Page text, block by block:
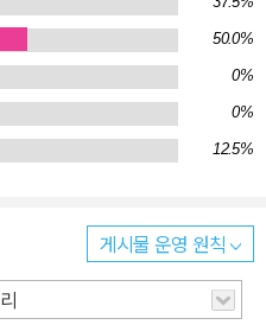
줄 25인의 비밀스러운 한순간이
나는 사람들이 덜 다닌 길을 택했
어 놓았다고.” 시인 로버트 프로
이 우리는 인생에서 수많은 갈
이 도사리고 있는 미확인 지역
간다. 그러나 그중에서 1%, 다른
에서 기회를 엿보고 과감하게
50.0%
0%
0%
12.5%
게시물 운영 원칙